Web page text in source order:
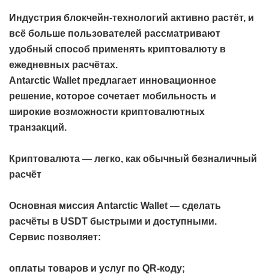
Индустрия блокчейн-технологий активно растёт, и
всё больше пользователей рассматривают
удобный способ применять криптовалюту в
ежедневных расчётах.
Antarctic Wallet предлагает инновационное
решение, которое сочетает мобильность и
широкие возможности криптовалютных
транзакций.
Криптовалюта — легко, как обычный безналичный
расчёт
Основная миссия Antarctic Wallet — сделать
расчёты в USDT быстрыми и доступными.
Сервис позволяет:
оплаты товаров и услуг по QR-коду;